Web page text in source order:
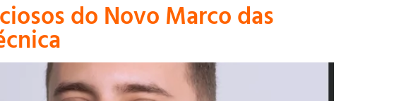
do Novo Marco das